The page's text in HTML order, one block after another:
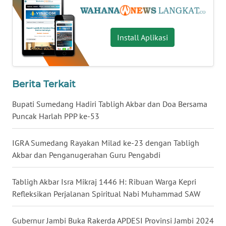
Install Aplikasi
Berita Terkait
Bupati Sumedang Hadiri Tabligh Akbar dan Doa Bersama
Puncak Harlah PPP ke-53
IGRA Sumedang Rayakan Milad ke-23 dengan Tabligh
Akbar dan Penganugerahan Guru Pengabdi
Tabligh Akbar Isra Mikraj 1446 H: Ribuan Warga Kepri
Refleksikan Perjalanan Spiritual Nabi Muhammad SAW
Gubernur Jambi Buka Rakerda APDESI Provinsi Jambi 2024
WN
NUSANTARA
WN
JATIM
BALI
KALBAR
WN
KALTENG